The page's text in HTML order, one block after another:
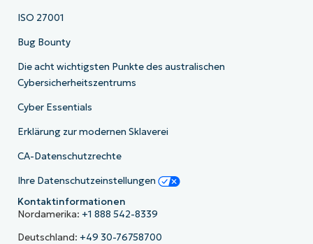
ISO 27001
Bug Bounty
Die acht wichtigsten Punkte des australischen
Cybersicherheitszentrums
Cyber Essentials
Erklärung zur modernen Sklaverei
CA-Datenschutzrechte
Ihre Datenschutzeinstellungen
Kontaktinformationen
Nordamerika: +1 888 542-8339
Deutschland: +49 30-76758700